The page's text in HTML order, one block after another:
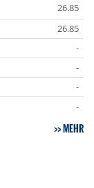
26.85
26.85
-
-
-
-
MEHR